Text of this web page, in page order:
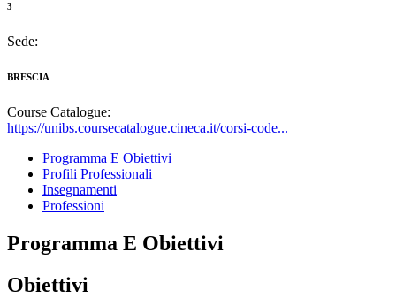
3
Sede:
BRESCIA
Course Catalogue:
https://unibs.coursecatalogue.cineca.it/corsi-code...
Programma E Obiettivi
Profili Professionali
Insegnamenti
Professioni
Programma E Obiettivi
Obiettivi